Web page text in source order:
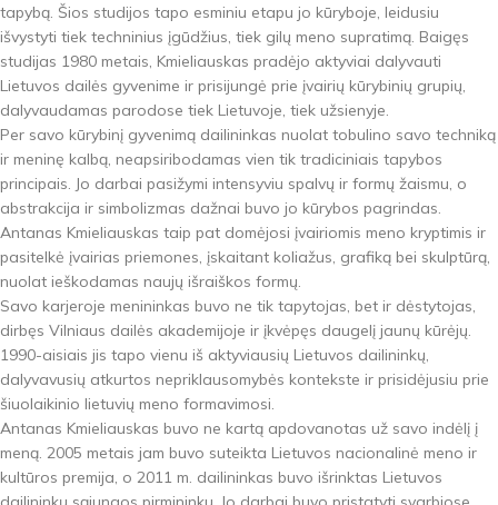
tapybą. Šios studijos tapo esminiu etapu jo kūryboje, leidusiu
išvystyti tiek techninius įgūdžius, tiek gilų meno supratimą. Baigęs
studijas 1980 metais, Kmieliauskas pradėjo aktyviai dalyvauti
Lietuvos dailės gyvenime ir prisijungė prie įvairių kūrybinių grupių,
dalyvaudamas parodose tiek Lietuvoje, tiek užsienyje.
Per savo kūrybinį gyvenimą dailininkas nuolat tobulino savo techniką
ir meninę kalbą, neapsiribodamas vien tik tradiciniais tapybos
principais. Jo darbai pasižymi intensyviu spalvų ir formų žaismu, o
abstrakcija ir simbolizmas dažnai buvo jo kūrybos pagrindas.
Antanas Kmieliauskas taip pat domėjosi įvairiomis meno kryptimis ir
pasitelkė įvairias priemones, įskaitant koliažus, grafiką bei skulptūrą,
nuolat ieškodamas naujų išraiškos formų.
Savo karjeroje menininkas buvo ne tik tapytojas, bet ir dėstytojas,
dirbęs Vilniaus dailės akademijoje ir įkvėpęs daugelį jaunų kūrėjų.
1990-aisiais jis tapo vienu iš aktyviausių Lietuvos dailininkų,
dalyvavusių atkurtos nepriklausomybės kontekste ir prisidėjusiu prie
šiuolaikinio lietuvių meno formavimosi.
Antanas Kmieliauskas buvo ne kartą apdovanotas už savo indėlį į
meną. 2005 metais jam buvo suteikta Lietuvos nacionalinė meno ir
kultūros premija, o 2011 m. dailininkas buvo išrinktas Lietuvos